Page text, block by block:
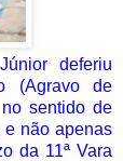
deferiu
(Agravo de
no sentido de
e não apenas
da 11ª Vara